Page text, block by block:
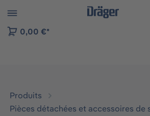
to B2B platform navigation
0,00 €*
Produits
Pièces détachées et accessoires de